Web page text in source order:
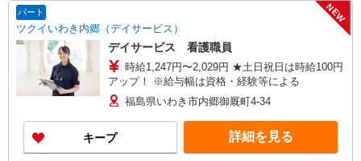
パート
ツクイいわき内郷（デイサービス）
NEW
デイサービス 看護職員
時給1,247円〜2,029円 ★土日祝日は時給100円
アップ！ ※給与幅は資格・経験等による
福島県いわき市内郷御厩町4-34
キープ 詳細を見る